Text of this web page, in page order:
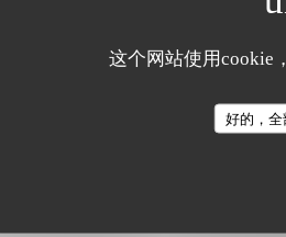
这个网站使用cookie
好的，全
rapport qualité/prix.